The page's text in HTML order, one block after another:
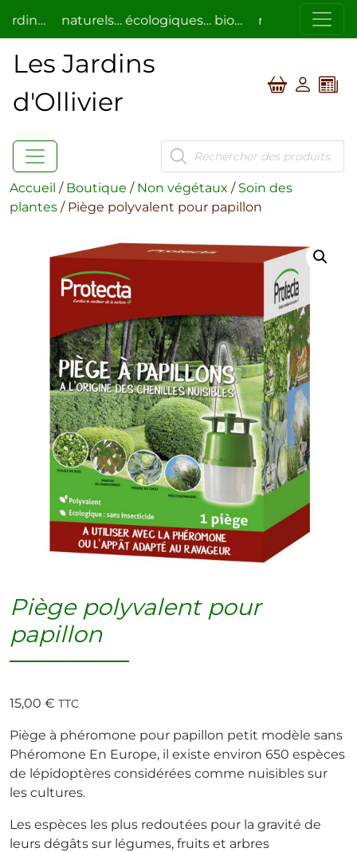
naturels… écologiques… bio… respectueux de
Les Jardins
d'Ollivier
Recherche
de
produits
Accueil / Boutique / Non végétaux / Soin des
plantes / Piège polyvalent pour papillon
Piège polyvalent pour
papillon
15,00 € TTC
Piège à phéromone pour papillon petit modèle sans
Phéromone En Europe, il existe environ 650 espèces
de lépidoptères considérées comme nuisibles sur
les cultures.
Les espèces les plus redoutées pour la gravité de
leurs dégâts sur légumes, fruits et arbres